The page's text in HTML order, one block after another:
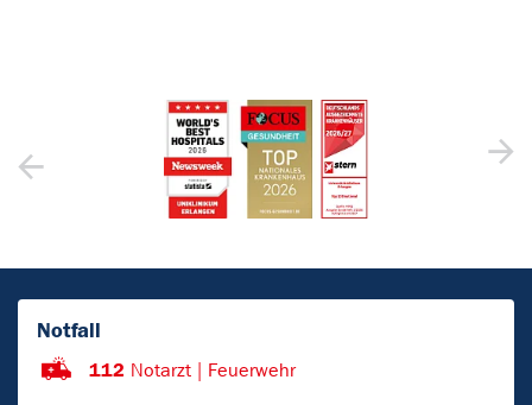
Notfall
112 Notarzt | Feuerwehr